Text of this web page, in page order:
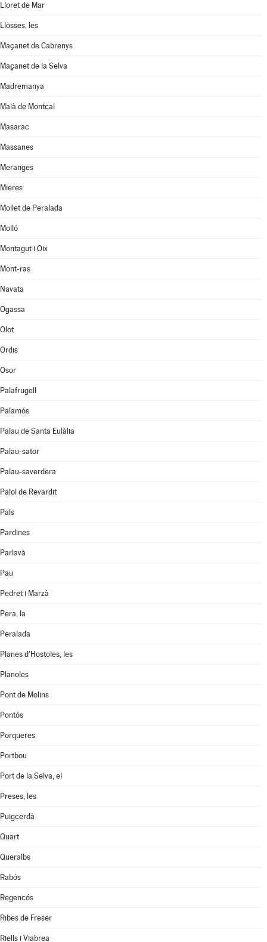
Lloret de Mar
Llosses, les
Maçanet de Cabrenys
Maçanet de la Selva
Madremanya
Maià de Montcal
Masarac
Massanes
Meranges
Mieres
Mollet de Peralada
Molló
Montagut i Oix
Mont-ras
Navata
Ogassa
Olot
Ordis
Osor
Palafrugell
Palamós
Palau de Santa Eulàlia
Palau-sator
Palau-saverdera
Palol de Revardit
Pals
Pardines
Parlavà
Pau
Pedret i Marzà
Pera, la
Peralada
Planes d'Hostoles, les
Planoles
Pont de Molins
Pontós
Porqueres
Portbou
Port de la Selva, el
Preses, les
Puigcerdà
Quart
Queralbs
Rabós
Regencós
Ribes de Freser
Riells i Viabrea